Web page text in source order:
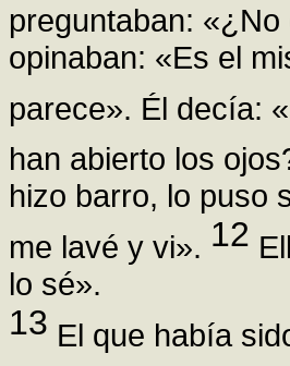
preguntaban:
opinaban: «Es el
parece». Él decía:
han abierto los
hizo barro, lo puso
me lavé y vi». 12
lo sé».
13 El que había